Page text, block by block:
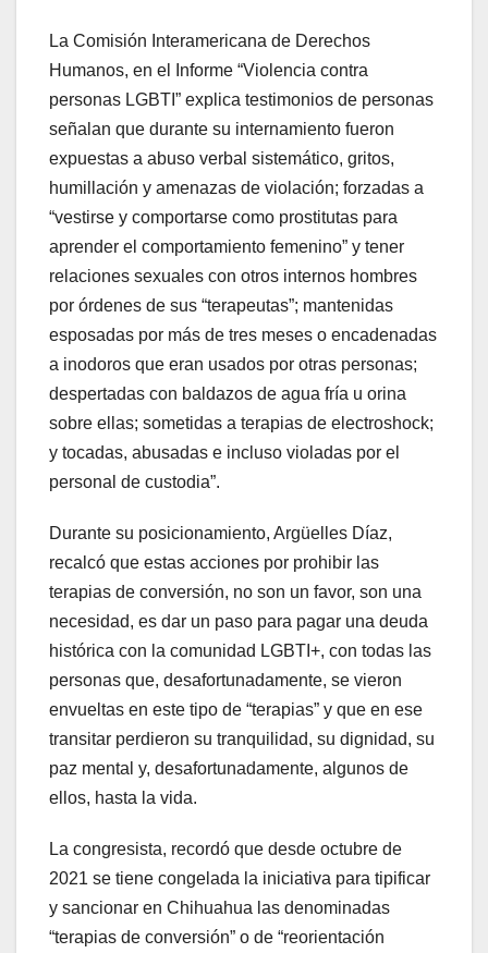
La Comisión Interamericana de Derechos
Humanos, en el Informe “Violencia contra
personas LGBTI” explica testimonios de personas
señalan que durante su internamiento fueron
expuestas a abuso verbal sistemático, gritos,
humillación y amenazas de violación; forzadas a
“vestirse y comportarse como prostitutas para
aprender el comportamiento femenino” y tener
relaciones sexuales con otros internos hombres
por órdenes de sus “terapeutas”; mantenidas
esposadas por más de tres meses o encadenadas
a inodoros que eran usados por otras personas;
despertadas con baldazos de agua fría u orina
sobre ellas; sometidas a terapias de electroshock;
y tocadas, abusadas e incluso violadas por el
personal de custodia”.
Durante su posicionamiento, Argüelles Díaz,
recalcó que estas acciones por prohibir las
terapias de conversión, no son un favor, son una
necesidad, es dar un paso para pagar una deuda
histórica con la comunidad LGBTI+, con todas las
personas que, desafortunadamente, se vieron
envueltas en este tipo de “terapias” y que en ese
transitar perdieron su tranquilidad, su dignidad, su
paz mental y, desafortunadamente, algunos de
ellos, hasta la vida.
La congresista, recordó que desde octubre de
2021 se tiene congelada la iniciativa para tipificar
y sancionar en Chihuahua las denominadas
“terapias de conversión” o de “reorientación